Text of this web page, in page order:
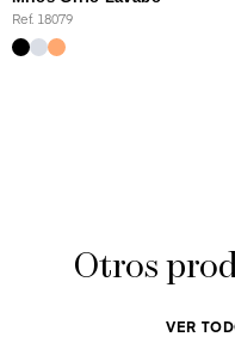
Ref. 18079
Otros
VER